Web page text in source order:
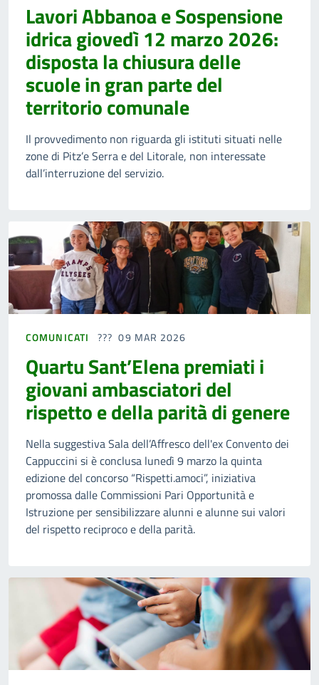
Lavori Abbanoa e Sospensione
idrica giovedì 12 marzo 2026:
disposta la chiusura delle
scuole in gran parte del
territorio comunale
Il provvedimento non riguarda gli istituti situati nelle
zone di Pitz’e Serra e del Litorale, non interessate
dall’interruzione del servizio.
COMUNICATI 09 MAR 2026
Quartu Sant’Elena premiati i
giovani ambasciatori del
rispetto e della parità di genere
Nella suggestiva Sala dell’Affresco dell'ex Convento dei
Cappuccini si è conclusa lunedì 9 marzo la quinta
edizione del concorso “Rispetti.amoci”, iniziativa
promossa dalle Commissioni Pari Opportunità e
Istruzione per sensibilizzare alunni e alunne sui valori
del rispetto reciproco e della parità.